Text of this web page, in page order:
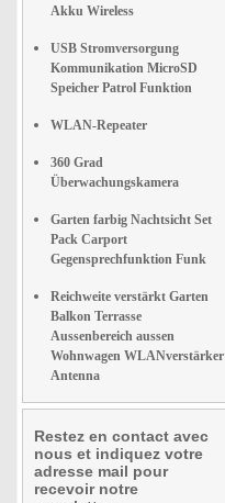
Akku Wireless
USB Stromversorgung
Kommunikation MicroSD
Speicher Patrol Funktion
WLAN-Repeater
360 Grad
Überwachungskamera
Garten farbig Nachtsicht Set
Pack Carport
Gegensprechfunktion Funk
Reichweite verstärkt Garten
Balkon Terrasse
Aussenbereich aussen
Wohnwagen WLANverstärker
Antenna
Restez en contact avec
nous et indiquez votre
adresse mail pour
recevoir notre